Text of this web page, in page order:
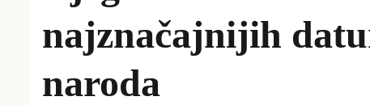
najznačajnijih
naroda